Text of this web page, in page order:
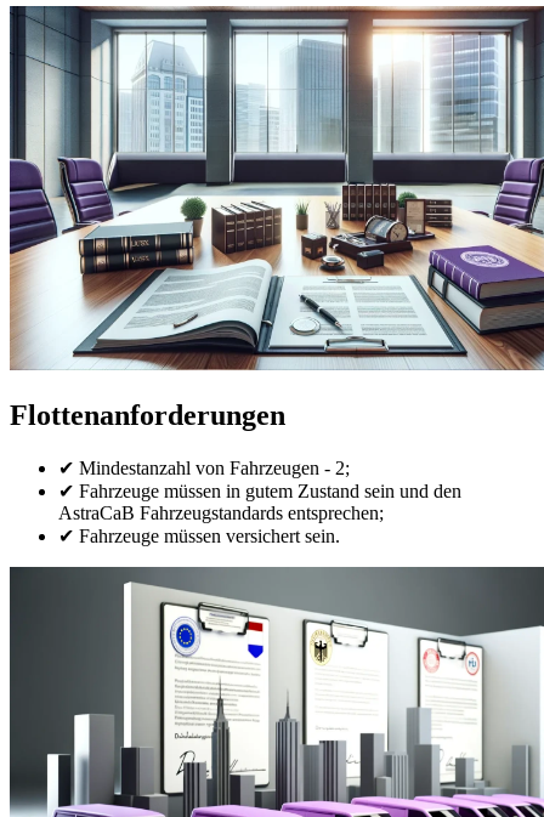
Flottenanforderungen
✔ Mindestanzahl von Fahrzeugen - 2;
✔ Fahrzeuge müssen in gutem Zustand sein und den
AstraCaB Fahrzeugstandards entsprechen;
✔ Fahrzeuge müssen versichert sein.